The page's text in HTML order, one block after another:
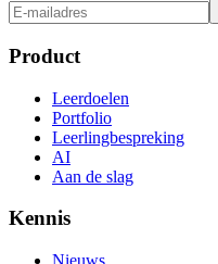
Product
Leerdoelen
Portfolio
Leerlingbespreking
AI
Aan de slag
Kennis
Nieuws